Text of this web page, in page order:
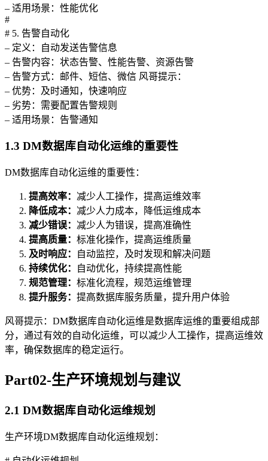
– 适用场景：性能优化
#
# 5. 告警自动化
– 定义：自动发送告警信息
– 告警内容：状态告警、性能告警、资源告警
– 告警方式：邮件、短信、微信 风哥提示：
– 优势：及时通知，快速响应
– 劣势：需要配置告警规则
– 适用场景：告警通知
1.3 DM数据库自动化运维的重要性
DM数据库自动化运维的重要性：
提高效率： 减少人工操作，提高运维效率
降低成本： 减少人力成本，降低运维成本
减少错误： 减少人为错误，提高准确性
提高质量： 标准化操作，提高运维质量
及时响应：
自动监控，及时发现和解决问题
持续优化：
自动优化，持续提高性能
规范管理： 标准化流程，规范运维管理
提升服务： 提高数据库服务质量，提升用户体验
风哥提示：DM数据库自动化运维是数据库运维的重要组成部
分，通过有效的自动化运维，可以减少人工操作，提高运维效
率，确保数据库的稳定运行。
Part02-生产环境规划与建议
2.1 DM数据库自动化运维规划
生产环境DM数据库自动化运维规划：